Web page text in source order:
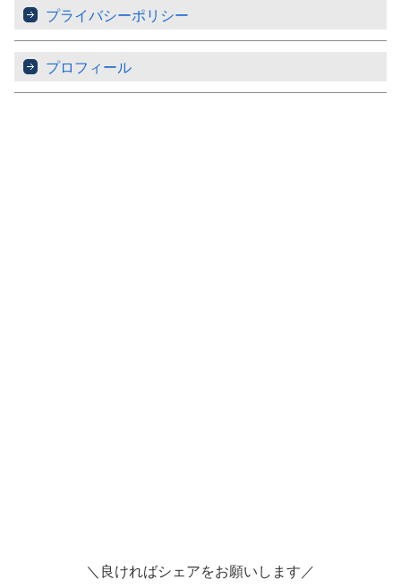
プライバシーポリシー
プロフィール
＼良ければシェアをお願いします／